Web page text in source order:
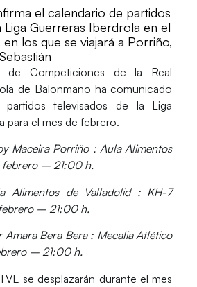
el calendario de partidos
Liga Guerreras Iberdrola en el
los que se viajará a Porriño,
de Competiciones de la Real
de Balonmano ha comunicado
televisados de la Liga
para el mes de febrero.
Maceira Porriño : Aula Alimentos
febrero – 21:00 h.
Alimentos de Valladolid : KH-7
– 21:00 h.
Amara Bera Bera : Mecalia Atlético
– 21:00 h.
se desplazarán durante el mes